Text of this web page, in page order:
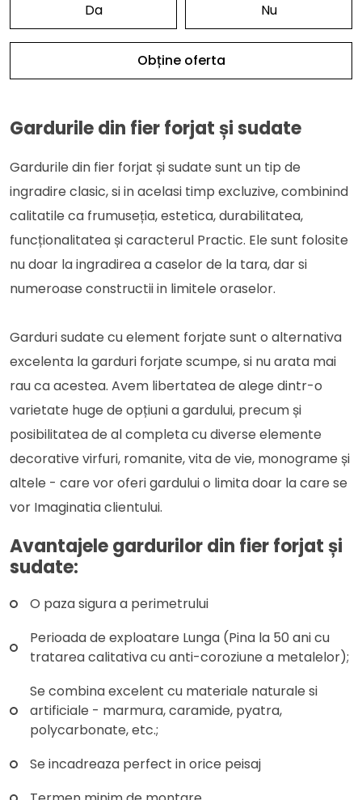
Da
Nu
Obține oferta
Gardurile din fier forjat și sudate
Gardurile din fier forjat și sudate sunt un tip de
ingradire clasic, si in acelasi timp excluzive, combinind
calitatile ca frumuseția, estetica, durabilitatea,
funcționalitatea și caracterul Practic. Ele sunt folosite
nu doar la ingradirea a caselor de la tara, dar si
numeroase constructii in limitele oraselor.
Garduri sudate cu element forjate sunt o alternativa
excelenta la garduri forjate scumpe, si nu arata mai
rau ca acestea. Avem libertatea de alege dintr-o
varietate huge de opțiuni a gardului, precum și
posibilitatea de al completa cu diverse elemente
decorative virfuri, romanite, vita de vie, monograme și
altele - care vor oferi gardului o limita doar la care se
vor Imaginatia clientului.
Avantajele gardurilor din fier forjat și
sudate:
O paza sigura a perimetrului
Perioada de exploatare Lunga (Pina la 50 ani cu
tratarea calitativa cu anti-coroziune a metalelor);
Se combina excelent cu materiale naturale si
artificiale - marmura, caramide, pyatra,
polycarbonate, etc.;
Se incadreaza perfect in orice peisaj